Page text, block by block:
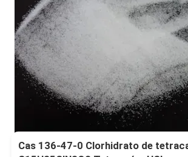
Cas 136-47-0 Clorhidrato de